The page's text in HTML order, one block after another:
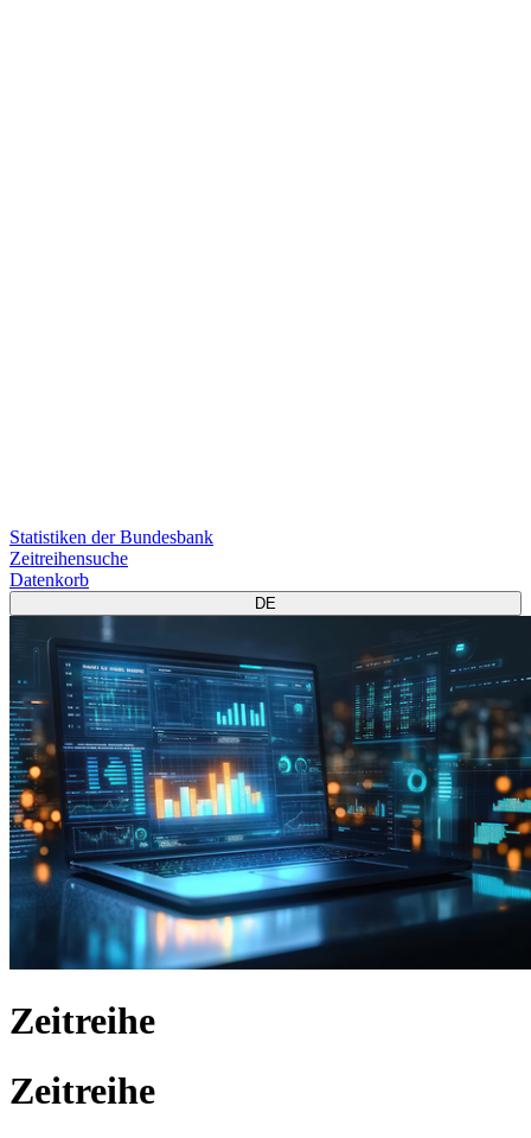
Statistiken der Bundesbank
Zeitreihensuche
Datenkorb
DE
Zeitreihe
Zeitreihe